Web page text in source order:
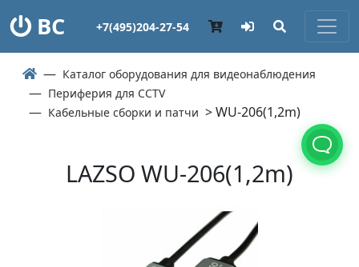
ВС +7(495)204-27-54
Каталог оборудования для видеонаблюдения
Периферия для CCTV
Кабельные сборки и патчи > WU-206(1,2m)
LAZSO WU-206(1,2m)